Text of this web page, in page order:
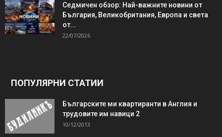
Седмичен обзор: Най-важните новини от
България, Великобритания, Европа и света
от...
22/07/2026
ПОПУЛЯРНИ СТАТИИ
Българските ми квартиранти в Англия и
трудовите им навици 2
10/12/2013